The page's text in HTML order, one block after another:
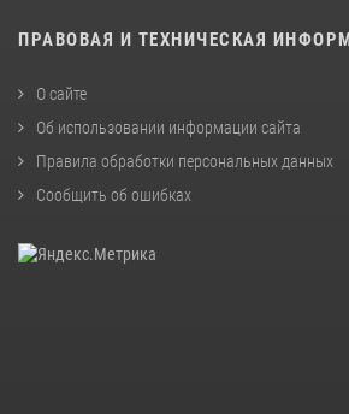
ПРАВОВАЯ И ТЕХНИЧЕСКАЯ
О сайте
Об использовании информации сайта
Правила обработки персональных данных
Сообщить об ошибках